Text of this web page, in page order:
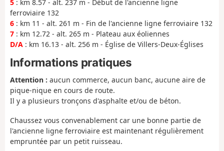
5 : km 8.57 - alt. 237 m - Début de l'ancienne ligne
ferroviaire 132
6 : km 11 - alt. 261 m - Fin de l'ancienne ligne ferroviaire 132
7 : km 12.72 - alt. 265 m - Plateau aux éoliennes
D/A : km 16.13 - alt. 256 m - Église de Villers-Deux-Églises
Informations pratiques
Attention : aucun commerce, aucun banc, aucune aire de
pique-nique en cours de route.
Il y a plusieurs tronçons d'asphalte et/ou de béton.
Chaussez vous convenablement car une bonne partie de
l'ancienne ligne ferroviaire est maintenant régulièrement
empruntée par un petit ruisseau.